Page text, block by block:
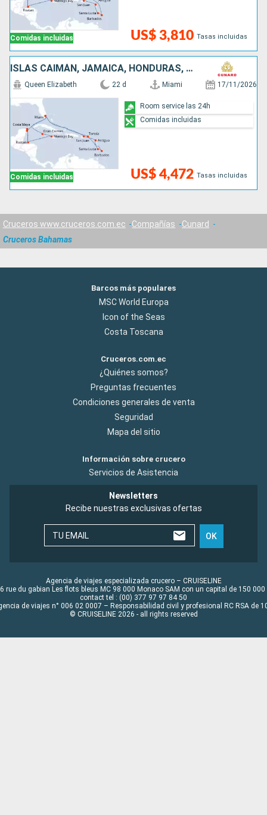
Comidas incluidas US$ 3,810 Tasas incluidas
ISLAS CAIMÁN, JAMAICA, HONDURAS, PUERTO RICO, SAN MARTÍN, BARBADOS, SANTA LUCIA, MÉXICO, ESTADOS UNIDOS, ANTIGUA Y BARBUDA
Comidas incluidas
Queen Elizabeth 22 d Miami 17/11/2026
US$ 4,472 Tasas incluidas
Room service las 24h
Comidas incluidas
Cruceros www.cruceros.com.ec Compañías
Cunard
Cruceros Bahamas
Barcos más populares
MSC World Europa
Icon of the Seas
Costa Toscana
Cruceros.com.ec
¿Quiénes somos?
Preguntas frecuentes
Condiciones generales de venta
Seguridad
Mapa del sitio
Información sobre crucero
Servicios de Asistencia
Newsletters
Recibe nuestras exclusivas ofertas
TU EMAIL OK
Agencia de viajes especializada crucero – CRUISELINE
rue du gabian Les flots bleus MC 98 000 Monaco SAM con un capital de 150 000
contact tel : (00) 377 97 97 84 50
de viajes n° 006 02 0007 – Responsabilidad civil y profesional RC RSA de
© CRUISELINE 2026 - all rights reserved